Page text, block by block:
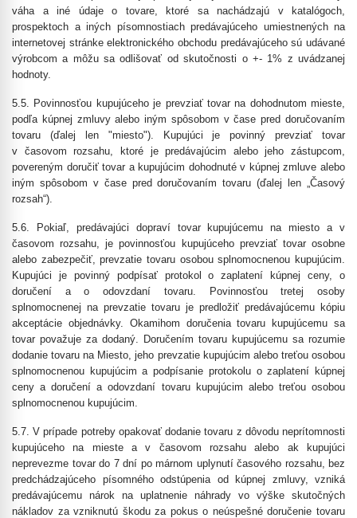
váha a iné údaje o tovare, ktoré sa nachádzajú v katalógoch,
prospektoch a iných písomnostiach predávajúceho umiestnených na
internetovej stránke elektronického obchodu predávajúceho sú udávané
výrobcom a môžu sa odlišovať od skutočnosti o +- 1% z uvádzanej
hodnoty.
5.5. Povinnosťou kupujúceho je prevziať tovar na dohodnutom mieste,
podľa kúpnej zmluvy alebo iným spôsobom v čase pred doručovaním
tovaru (ďalej len "miesto"). Kupujúci je povinný prevziať tovar
v časovom rozsahu, ktoré je predávajúcim alebo jeho zástupcom,
povereným doručiť tovar a kupujúcim dohodnuté v kúpnej zmluve alebo
iným spôsobom v čase pred doručovaním tovaru (ďalej len „Časový
rozsah“).
5.6. Pokiaľ, predávajúci dopraví tovar kupujúcemu na miesto a v
časovom rozsahu, je povinnosťou kupujúceho prevziať tovar osobne
alebo zabezpečiť, prevzatie tovaru osobou splnomocnenou kupujúcim.
Kupujúci je povinný podpísať protokol o zaplatení kúpnej ceny, o
doručení a o odovzdaní tovaru. Povinnosťou tretej osoby
splnomocnenej na prevzatie tovaru je predložiť predávajúcemu kópiu
akceptácie objednávky. Okamihom doručenia tovaru kupujúcemu sa
tovar považuje za dodaný. Doručením tovaru kupujúcemu sa rozumie
dodanie tovaru na Miesto, jeho prevzatie kupujúcim alebo treťou osobou
splnomocnenou kupujúcim a podpísanie protokolu o zaplatení kúpnej
ceny a doručení a odovzdaní tovaru kupujúcim alebo treťou osobou
splnomocnenou kupujúcim.
5.7. V prípade potreby opakovať dodanie tovaru z dôvodu neprítomnosti
kupujúceho na mieste a v časovom rozsahu alebo ak kupujúci
neprevezme tovar do 7 dní po márnom uplynutí časového rozsahu, bez
predchádzajúceho písomného odstúpenia od kúpnej zmluvy, vzniká
predávajúcemu nárok na uplatnenie náhrady vo výške skutočných
nákladov za vzniknutú škodu za pokus o neúspešné doručenie tovaru